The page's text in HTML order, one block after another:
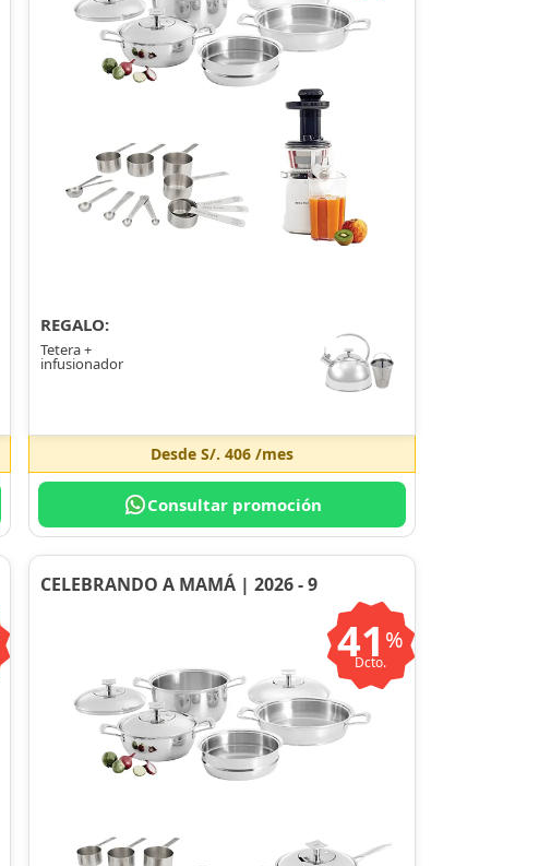
REGALO:
Tetera +
infusionador
DesdeS/. 406 /mes
Consultar promoción
CELEBRANDO A MAMÁ | 2026 - 9
41 %
Dcto.